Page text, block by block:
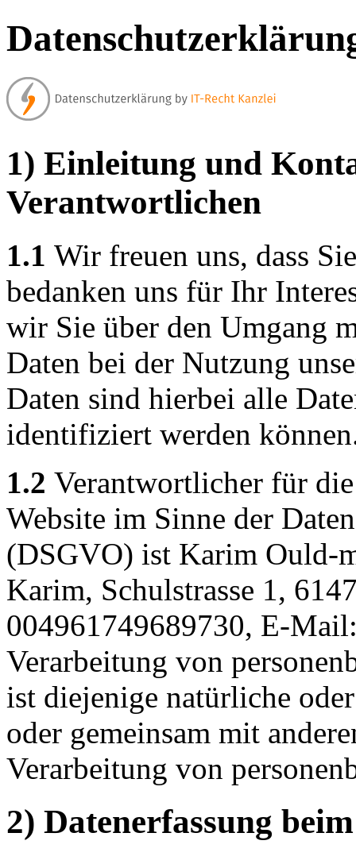
1) Einleitung und
Verantwortlichen
1.1 Wir freuen uns, dass
bedanken uns für Ihr
wir Sie über den Umgang
Daten bei der Nutzung
Daten sind hierbei alle
identifiziert werden
1.2 Verantwortlicher für
Website im Sinne der
(DSGVO) ist Karim Ould-
Karim, Schulstrasse 1,
004961749689730, E-
Verarbeitung von
ist diejenige natürliche
oder gemeinsam mit
Verarbeitung von
2) Datenerfassung